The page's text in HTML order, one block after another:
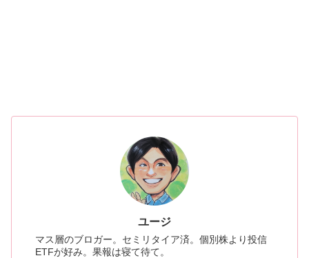
ユージ
マス層のブロガー。セミリタイア済。個別株より投信
ETFが好み。果報は寝て待て。